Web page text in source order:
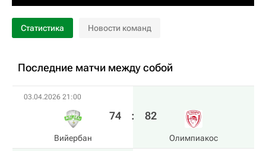
Статистика Новости команд
Последние матчи между собой
03.04.2026 21:00
Вийербан
74 : 82
Олимпиакос